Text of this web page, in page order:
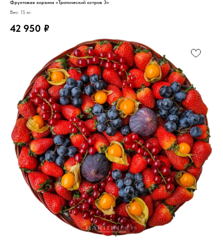
Фруктовая корзина «Тропический остров 3»
Вес: 15 кг.
42 950 ₽